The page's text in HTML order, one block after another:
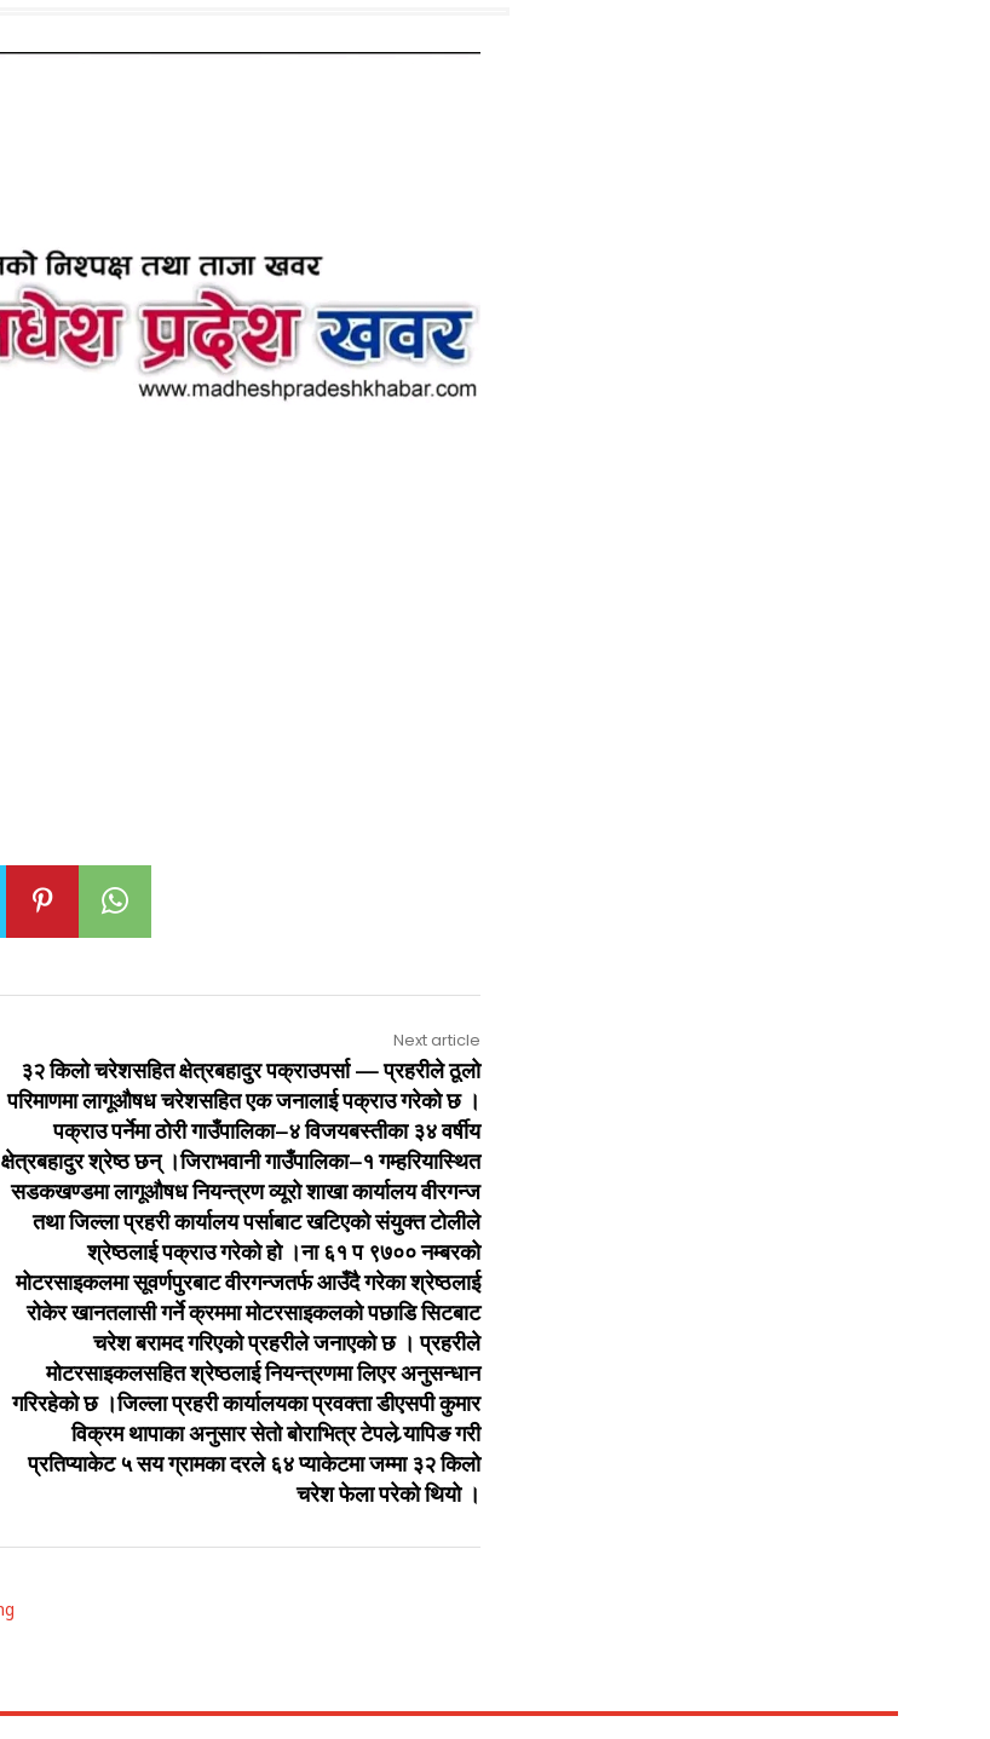
Next article
३२ किलो चरेशसहित क्षेत्रबहादुर पक्राउपर्सा — प्रहरीले ठूलो
परिमाणमा लागूऔषध चरेशसहित एक जनालाई पक्राउ गरेको छ ।
पक्राउ पर्नेमा ठोरी गाउँपालिका–४ विजयबस्तीका ३४ वर्षीय
क्षेत्रबहादुर श्रेष्ठ छन् ।जिराभवानी गाउँपालिका–१ गम्हरियास्थित
सडकखण्डमा लागूऔषध नियन्त्रण व्यूरो शाखा कार्यालय वीरगन्ज
तथा जिल्ला प्रहरी कार्यालय पर्साबाट खटिएको संयुक्त टोलीले
श्रेष्ठलाई पक्राउ गरेको हो ।ना ६१ प ९७०० नम्बरको
मोटरसाइकलमा सूवर्णपुरबाट वीरगन्जतर्फ आउँदै गरेका श्रेष्ठलाई
रोकेर खानतलासी गर्ने क्रममा मोटरसाइकलको पछाडि सिटबाट
चरेश बरामद गरिएको प्रहरीले जनाएको छ । प्रहरीले
मोटरसाइकलसहित श्रेष्ठलाई नियन्त्रणमा लिएर अनुसन्धान
गरिरहेको छ ।जिल्ला प्रहरी कार्यालयका प्रवक्ता डीएसपी कुमार
विक्रम थापाका अनुसार सेतो बोराभित्र टेपले र्‍यापिङ गरी
प्रतिप्याकेट ५ सय ग्रामका दरले ६४ प्याकेटमा जम्मा ३२ किलो
चरेश फेला परेको थियो ।